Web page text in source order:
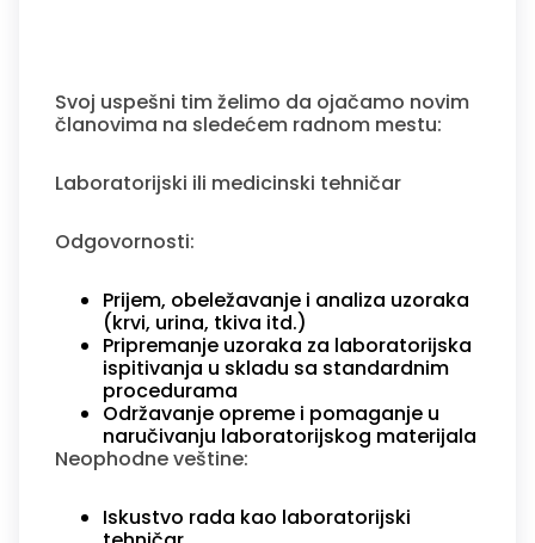
Svoj uspešni tim želimo da ojačamo novim
članovima na sledećem radnom mestu:
Laboratorijski ili medicinski tehničar
Odgovornosti:
Prijem, obeležavanje i analiza uzoraka
(krvi, urina, tkiva itd.)
Pripremanje uzoraka za laboratorijska
ispitivanja u skladu sa standardnim
procedurama
Održavanje opreme i pomaganje u
naručivanju laboratorijskog materijala
Neophodne veštine:
Iskustvo rada kao laboratorijski